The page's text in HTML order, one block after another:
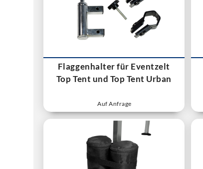
Flaggenhalter für Eventzelt
Top Tent und Top Tent Urban
Auf Anfrage